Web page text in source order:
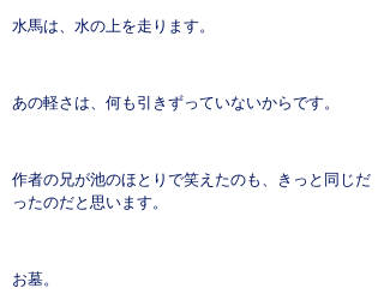
水馬は、水の上を走ります。
あの軽さは、何も引きずっていないからです。
作者の兄が池のほとりで笑えたのも、きっと同じだ
ったのだと思います。
お墓。